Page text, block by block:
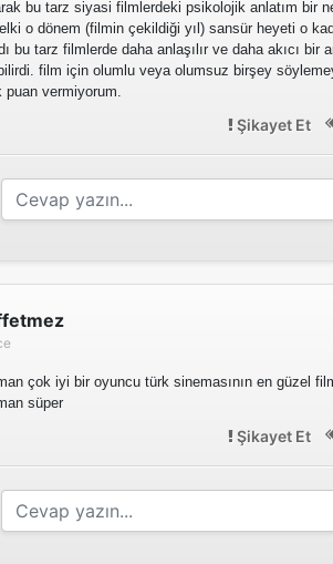
bu tarz siyasi filmlerdeki psikolojik anlatım bir
o dönem (filmin çekildiği yıl) sansür heyeti o
bu tarz filmlerde daha anlaşılır ve daha akıcı bir
film için olumlu veya olumsuz birşey
puan vermiyorum.
Şikayet Et
çok iyi bir oyuncu türk sinemasının en güzel
süper
Şikayet Et